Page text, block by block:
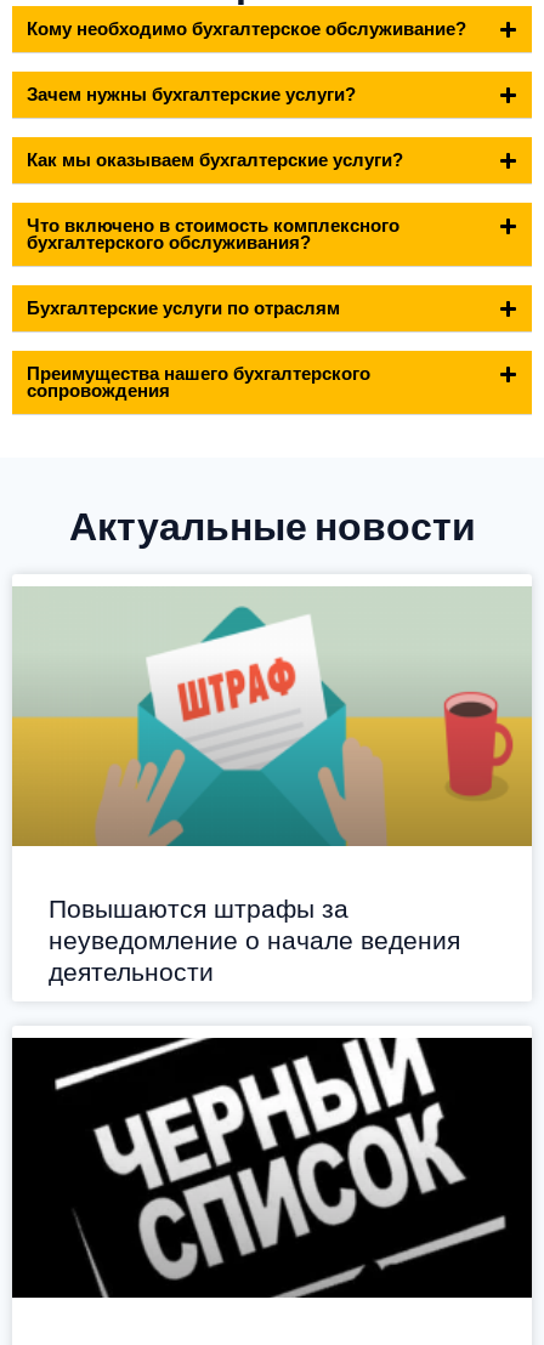
Кому необходимо бухгалтерское обслуживание?
Зачем нужны бухгалтерские услуги?
Как мы оказываем бухгалтерские услуги?
Что включено в стоимость комплексного
бухгалтерского обслуживания?
Бухгалтерские услуги по отраслям
Преимущества нашего бухгалтерского
сопровождения
Актуальные новости
Повышаются штрафы за
неуведомление о начале ведения
деятельности